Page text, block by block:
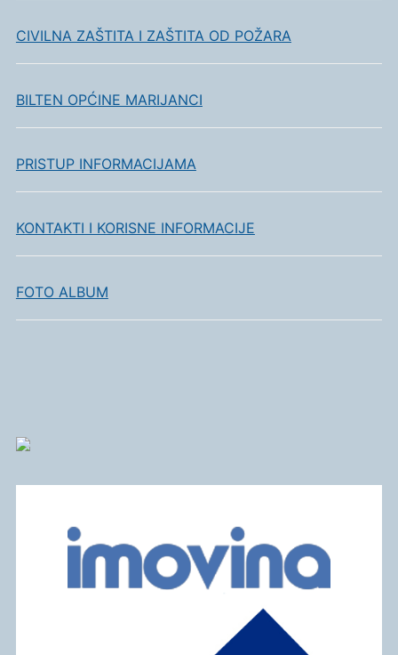
CIVILNA ZAŠTITA I ZAŠTITA OD POŽARA
BILTEN OPĆINE MARIJANCI
PRISTUP INFORMACIJAMA
KONTAKTI I KORISNE INFORMACIJE
FOTO ALBUM